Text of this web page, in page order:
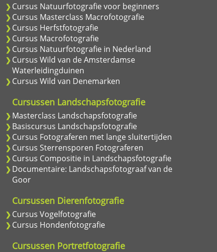
Cursus Natuurfotografie voor beginners
Cursus Masterclass Macrofotografie
Cursus Herfstfotografie
Cursus Macrofotografie
Cursus Natuurfotografie in Nederland
Cursus Wild van de Amsterdamse
Waterleidingduinen
Cursus Wild van Denemarken
Cursussen Landschapsfotografie
Masterclass Landschapsfotografie
Basiscursus Landschapsfotografie
Cursus Fotograferen met lange sluitertijden
Cursus Sterrensporen Fotograferen
Cursus Compositie in Landschapsfotografie
Documentaire: Landschapsfotograaf van de
Goor
Cursussen Dierenfotografie
Cursus Vogelfotografie
Cursus Hondenfotografie
Cursussen Portretfotografie